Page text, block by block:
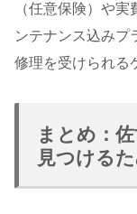
（任意保険）や
ンテナンス込みプ
修理を受けられる
まとめ：
見つける